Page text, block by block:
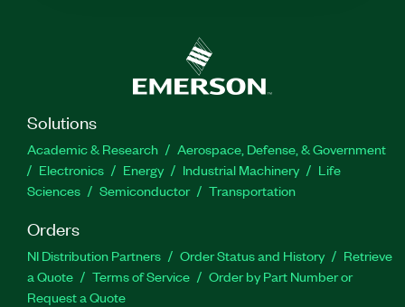
Solutions
Academic & Research
Aerospace, Defense, & Government
Electronics
Energy Industrial Machinery
Life
Sciences
Semiconductor Transportation
Orders
NI Distribution Partners Order Status and History
Retrieve
a Quote
Terms of Service
Order by Part Number or
Request a Quote